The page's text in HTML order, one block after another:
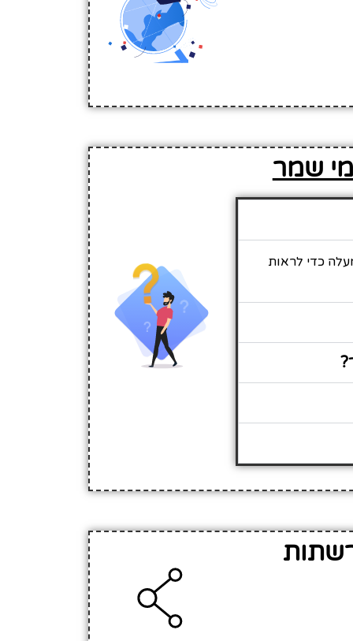
שמר
כדי לראות